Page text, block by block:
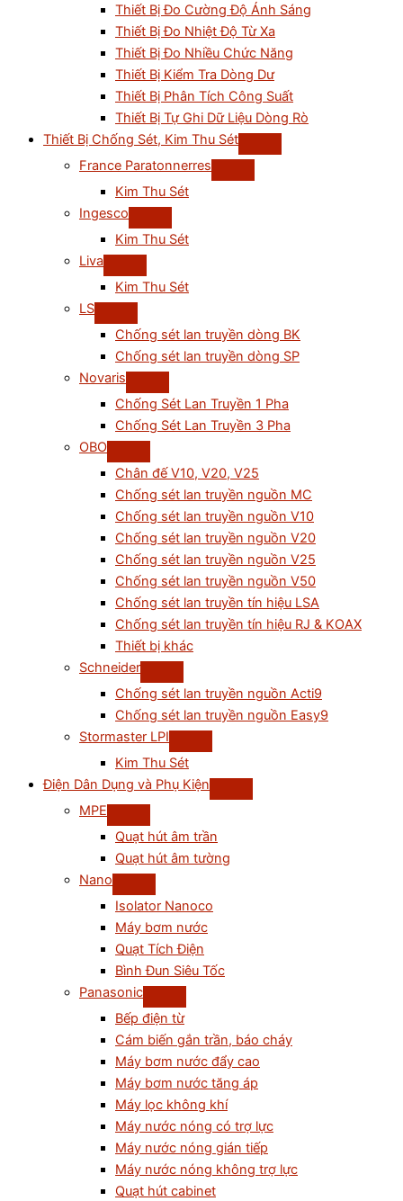
Thiết Bị Đo Cường Độ Ánh Sáng
Thiết Bị Đo Nhiệt Độ Từ Xa
Thiết Bị Đo Nhiều Chức Năng
Thiết Bị Kiểm Tra Dòng Dư
Thiết Bị Phân Tích Công Suất
Thiết Bị Tự Ghi Dữ Liệu Dòng Rò
Thiết Bị Chống Sét, Kim Thu Sét
France Paratonnerres
Kim Thu Sét
Ingesco
Kim Thu Sét
Liva
Kim Thu Sét
LS
Chống sét lan truyền dòng BK
Chống sét lan truyền dòng SP
Novaris
Chống Sét Lan Truyền 1 Pha
Chống Sét Lan Truyền 3 Pha
OBO
Chân đế V10, V20, V25
Chống sét lan truyền nguồn MC
Chống sét lan truyền nguồn V10
Chống sét lan truyền nguồn V20
Chống sét lan truyền nguồn V25
Chống sét lan truyền nguồn V50
Chống sét lan truyền tín hiệu LSA
Chống sét lan truyền tín hiệu RJ & KOAX
Thiết bị khác
Schneider
Chống sét lan truyền nguồn Acti9
Chống sét lan truyền nguồn Easy9
Stormaster LPI
Kim Thu Sét
Điện Dân Dụng và Phụ Kiện
MPE
Quạt hút âm trần
Quạt hút âm tường
Nano
Isolator Nanoco
Máy bơm nước
Quạt Tích Điện
Bình Đun Siêu Tốc
Panasonic
Bếp điện từ
Cám biến gắn trần, báo cháy
Máy bơm nước đẩy cao
Máy bơm nước tăng áp
Máy lọc không khí
Máy nước nóng có trợ lực
Máy nước nóng gián tiếp
Máy nước nóng không trợ lực
Quạt hút cabinet